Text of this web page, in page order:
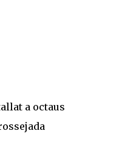
a octaus